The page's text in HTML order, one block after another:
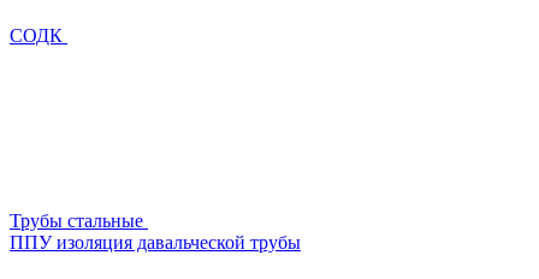
СОДК
Трубы стальные
ППУ изоляция давальческой трубы